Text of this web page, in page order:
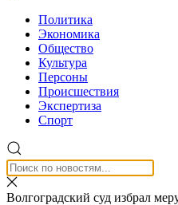
Политика
Экономика
Общество
Культура
Персоны
Происшествия
Экспертиза
Спорт
Волгоградский суд избрал